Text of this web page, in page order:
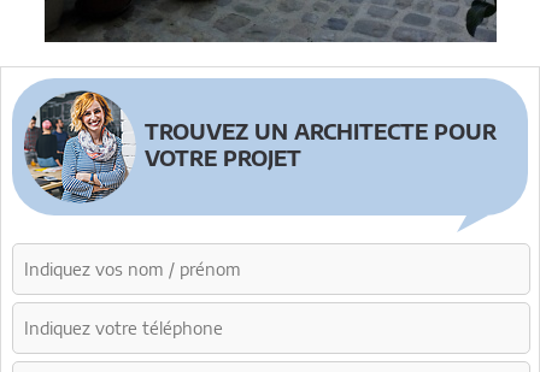
TROUVEZ UN ARCHITECTE POUR
VOTRE PROJET